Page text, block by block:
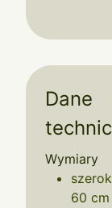
Dane
Wymiary
60 cm